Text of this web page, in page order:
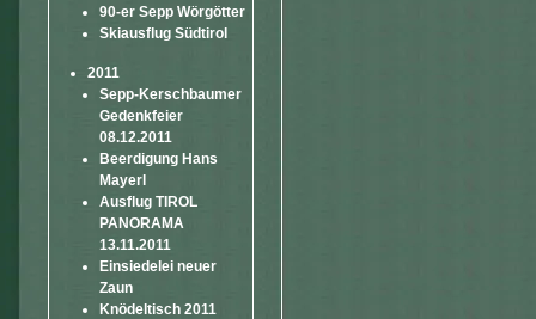
90-er Sepp Wörgötter
Skiausflug Südtirol
2011
Sepp-Kerschbaumer
Gedenkfeier
08.12.2011
Beerdigung Hans
Mayerl
Ausflug TIROL
PANORAMA
13.11.2011
Einsiedelei neuer
Zaun
Knödeltisch 2011